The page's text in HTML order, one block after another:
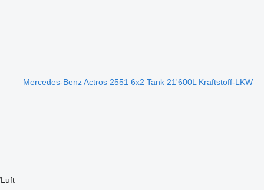
Mercedes-Benz Actros 2551 6x2 Tank 21'600L Kraftstoff-LKW